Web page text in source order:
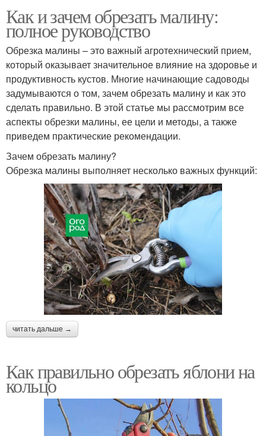
Как и зачем обрезать малину:
полное руководство
Обрезка малины – это важный агротехнический прием,
который оказывает значительное влияние на здоровье и
продуктивность кустов. Многие начинающие садоводы
задумываются о том, зачем обрезать малину и как это
сделать правильно. В этой статье мы рассмотрим все
аспекты обрезки малины, ее цели и методы, а также
приведем практические рекомендации.
Зачем обрезать малину?
Обрезка малины выполняет несколько важных функций:
читать дальше →
Как правильно обрезать яблони на
кольцо